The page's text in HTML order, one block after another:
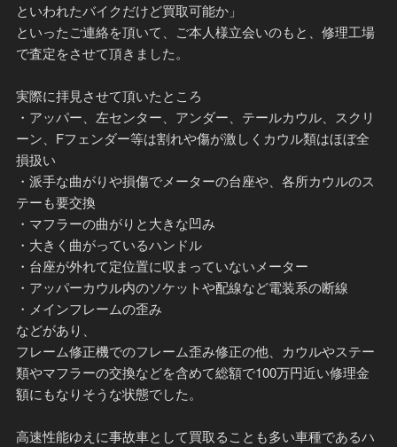
といわれたバイクだけど買取可能か」
といったご連絡を頂いて、ご本人様立会いのもと、修理工場
で査定をさせて頂きました。
実際に拝見させて頂いたところ
・アッパー、左センター、アンダー、テールカウル、スクリ
ーン、Fフェンダー等は割れや傷が激しくカウル類はほぼ全
損扱い
・派手な曲がりや損傷でメーターの台座や、各所カウルのス
テーも要交換
・マフラーの曲がりと大きな凹み
・大きく曲がっているハンドル
・台座が外れて定位置に収まっていないメーター
・アッパーカウル内のソケットや配線など電装系の断線
・メインフレームの歪み
などがあり、
フレーム修正機でのフレーム歪み修正の他、カウルやステー
類やマフラーの交換などを含めて総額で100万円近い修理金
額にもなりそうな状態でした。
高速性能ゆえに事故車として買取ることも多い車種であるハ